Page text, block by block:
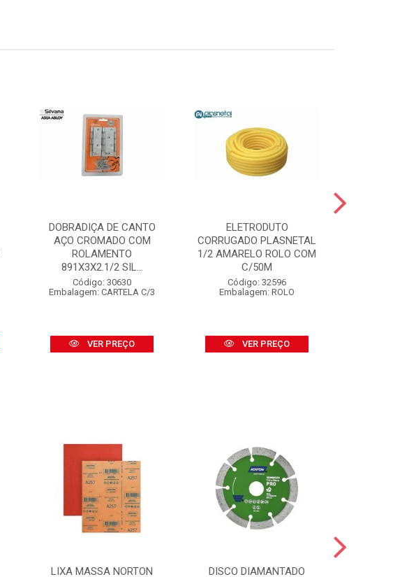
DOBRADIÇA DE CANTO
AÇO CROMADO COM
ROLAMENTO
891X3X2.1/2 SIL...
Código: 30630
Embalagem: CARTELA C/3
VER PREÇO
ELETRODUTO
CORRUGADO PLASNETAL
1/2 AMARELO ROLO COM
C/50M
Código: 32596
Embalagem: ROLO
VER PREÇO
LIXA MASSA NORTON DISCO DIAMANTADO